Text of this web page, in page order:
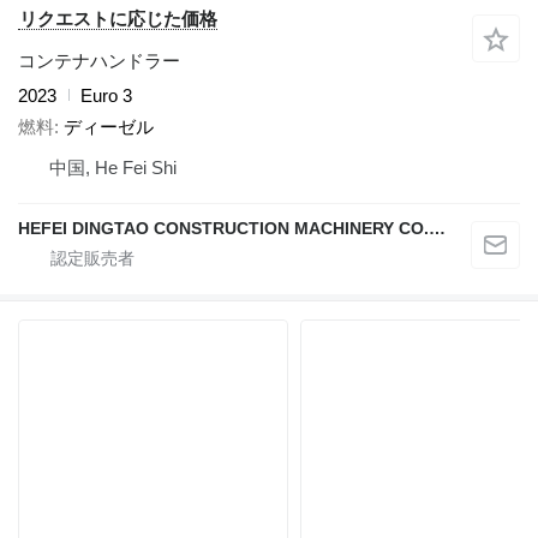
リクエストに応じた価格
コンテナハンドラー
2023
Euro 3
燃料 ディーゼル
中国, He Fei Shi
HEFEI DINGTAO CONSTRUCTION MACHINERY CO., LIMITED